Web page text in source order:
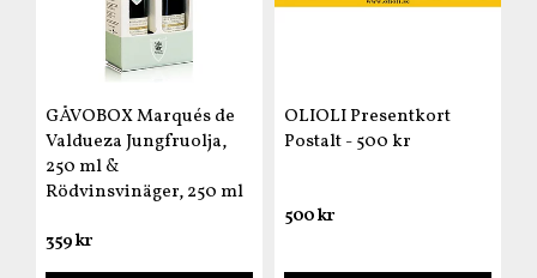
GÅVOBOX Marqués de
Valdueza Jungfruolja,
250 ml &
Rödvinsvinäger, 250 ml
359 kr
OLIOLI Presentkort
Postalt - 500 kr
500 kr